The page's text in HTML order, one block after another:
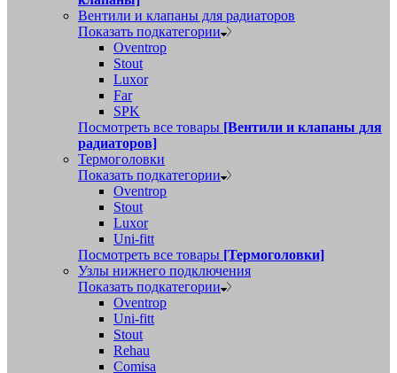
Вентили и клапаны для радиаторов
Показать подкатегории
Oventrop
Stout
Luxor
Far
SPK
Посмотреть все товары [Вентили и клапаны для
радиаторов]
Термоголовки
Показать подкатегории
Oventrop
Stout
Luxor
Uni-fitt
Посмотреть все товары [Термоголовки]
Узлы нижнего подключения
Показать подкатегории
Oventrop
Uni-fitt
Stout
Rehau
Comisa